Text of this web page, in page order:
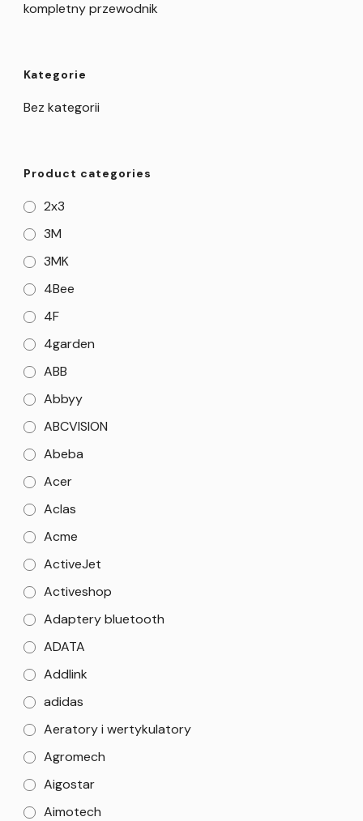
kompletny przewodnik
Kategorie
Bez kategorii
Product categories
2x3
3M
3MK
4Bee
4F
4garden
ABB
Abbyy
ABCVISION
Abeba
Acer
Aclas
Acme
ActiveJet
Activeshop
Adaptery bluetooth
ADATA
Addlink
adidas
Aeratory i wertykulatory
Agromech
Aigostar
Aimotech